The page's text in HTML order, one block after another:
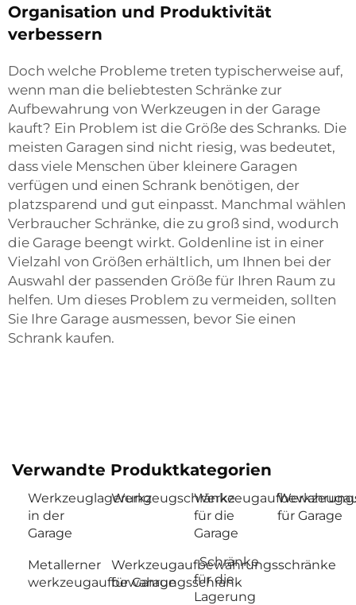
Organisation und Produktivität
verbessern
Doch welche Probleme treten typischerweise auf,
wenn man die beliebtesten Schränke zur
Aufbewahrung von Werkzeugen in der Garage
kauft? Ein Problem ist die Größe des Schranks. Die
meisten Garagen sind nicht riesig, was bedeutet,
dass viele Menschen über kleinere Garagen
verfügen und einen Schrank benötigen, der
platzsparend und gut einpasst. Manchmal wählen
Verbraucher Schränke, die zu groß sind, wodurch
die Garage beengt wirkt. Goldenline ist in einer
Vielzahl von Größen erhältlich, um Ihnen bei der
Auswahl der passenden Größe für Ihren Raum zu
helfen. Um dieses Problem zu vermeiden, sollten
Sie Ihre Garage ausmessen, bevor Sie einen
Schrank kaufen.
Verwandte Produktkategorien
Werkzeuglagerung
in der
Garage
Werkzeugschränke
für die
Garage
für Garage
Metallerner
werkzeugaufbewahrungsschrank
Werkzeugaufbewahrungsschränke
für Garage
Schränke
für die
Lagerung